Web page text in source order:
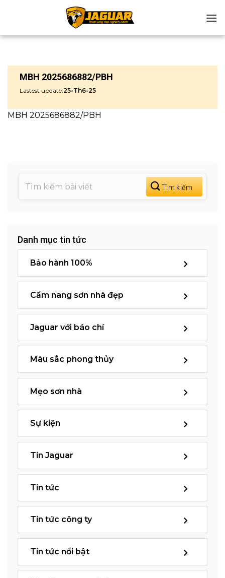
MBH 2025686882/PBH
Lastest update:25-Th6-25
MBH 2025686882/PBH
Danh mục tin tức
Bảo hành 100%
Cẩm nang sơn nhà đẹp
Jaguar với báo chí
Màu sắc phong thủy
Mẹo sơn nhà
Sự kiện
Tin Jaguar
Tin tức
Tin tức công ty
Tin tức nổi bật